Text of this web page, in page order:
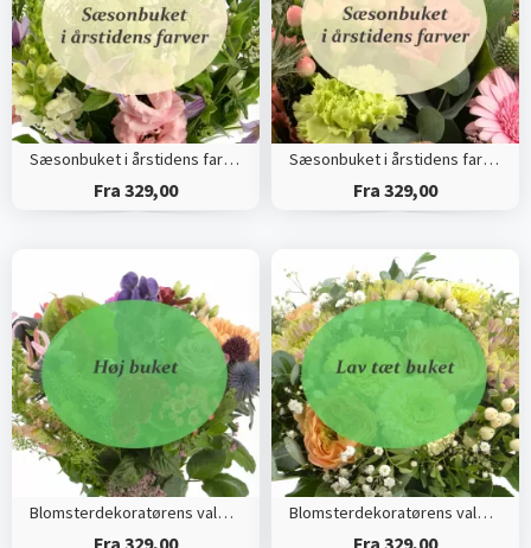
Sæsonbuket i årstidens farver (Høj)
Fra 329,00
Sæsonbuket i årstidens farver (Tæt)
Fra 329,00
Blomsterdekoratørens valg (Høj)
Fra 329,00
Blomsterdekoratørens valg (Tæt)
Fra 329,00